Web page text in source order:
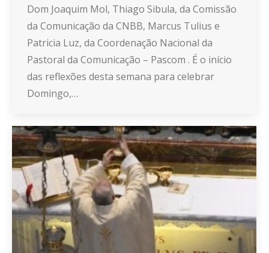
Dom Joaquim Mol, Thiago Sibula, da Comissão
da Comunicação da CNBB, Marcus Tulius e
Patricia Luz, da Coordenação Nacional da
Pastoral da Comunicação – Pascom . É o início
das reflexões desta semana para celebrar
Domingo,…